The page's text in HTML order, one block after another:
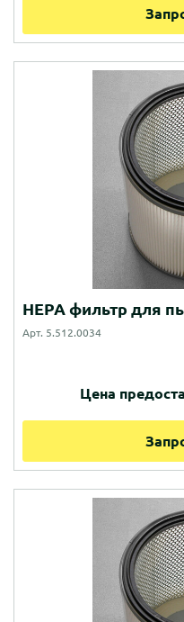
HEPA фильтр для
Арт. 5.512.0034
Цена